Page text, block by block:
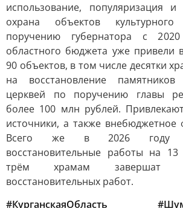
использование, популяризация и
охрана объектов
поручению губернатора с
областного бюджета уже привели
90 объектов, в том числе десятки
на восстановление
церквей по поручению главы
более 100 млн рублей.
источники, а также внебюджетное
Всего же в 2026 году
восстановительные работы на
трём храмам завершат
восстановительных работ.
#КурганскаяОбласть